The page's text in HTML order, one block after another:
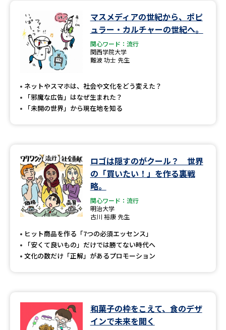
過去問題集
大学・短大以外の資料から請求
専門学校の資料請求 大学院の資料請求
留学・進学関連、塾・予備校
大学入学共通テスト「受験案
内」の請求
高等学校（情報）教員資格認定
大学研究
大学で学べる内容や特徴を調べる
データサイエンス特集 奨学金・特待生制度特集
マスメディアの世紀から、ポピ
ュラー・カルチャーの世紀へ。
関心ワード：流行
関西学院大学
難波 功士 先生
ネットやスマホは、社会や文化をどう変えた？
「邪魔な広告」はなぜ生まれた？
「未開の世界」から現在地を知る
ロゴは隠すのがクール？ 世界
の「買いたい！」を作る裏戦
略。
関心ワード：流行
明治大学
古川 裕康 先生
ヒット商品を作る「7つの必須エッセンス」
「安くて良いもの」だけでは勝てない時代へ
文化の数だけ「正解」があるプロモーション
和菓子の枠をこえて、食のデザ
インで未来を開く